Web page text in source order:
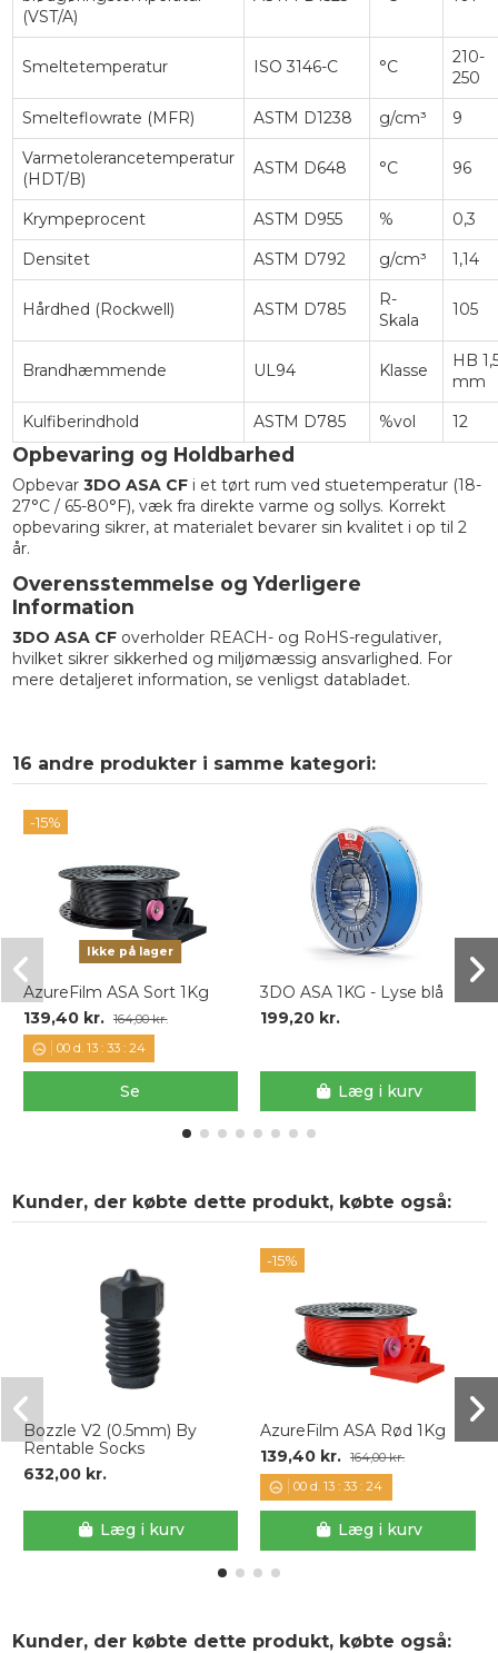
(VST/A)
Smeltetemperatur ISO 3146-C °C
210-
250
Smelteflowrate (MFR)
ASTM D1238 g/cm³
9
Varmetolerancetemperatur
(HDT/B)
ASTM D648 °C 96
Krympeprocent ASTM D955 %
0,3
Densitet
ASTM D792 g/cm³ 1,14
Hårdhed (Rockwell) ASTM D785
R-
Skala
105
Brandhæmmende UL94 Klasse
HB
mm
Kulfiberindhold
ASTM D785 %vol 12
Opbevaring og Holdbarhed
Opbevar 3DO ASA CFi et tørt rum ved stuetemperatur (18-
27°C / 65-80°F), væk fra direkte varme og sollys. Korrekt
opbevaring sikrer, at materialet bevarer sin kvalitet i op til 2
år.
Overensstemmelse og Yderligere
Information
3DO ASA CFoverholder REACH- og RoHS-regulativer,
hvilket sikrer sikkerhed og miljømæssig ansvarlighed. For
mere detaljeret information, se venligst databladet.
16 andre produkter i samme kategori:
-15%
Ikke på lager
AzureFilm ASA Sort 1Kg
139,40 kr.
164,00 kr.
00d. 13: 33: 24
Se
3DO ASA 1KG - Lyse blå
199,20 kr.
Læg i kurv
Kunder, der købte dette produkt, købte også:
Bozzle V2 (0.5mm) By
Rentable Socks
632,00 kr.
Læg i kurv
-15%
AzureFilm ASA Rød 1Kg
139,40 kr. 164,00 kr.
00 d. 13 :33 :24
Læg i kurv
Kunder, der købte dette produkt, købte også: